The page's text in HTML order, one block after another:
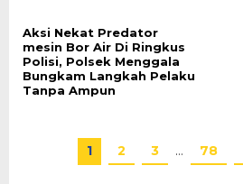
Aksi Nekat Predator
mesin Bor Air Di Ringkus
Polisi, Polsek Menggala
Bungkam Langkah Pelaku
Tanpa Ampun
1 2 3 … 78